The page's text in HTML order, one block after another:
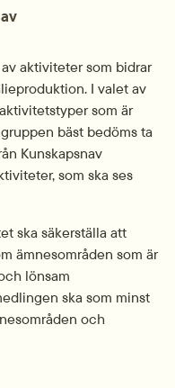
aktiviteter som bidrar
I valet av
som är
bäst bedöms ta
Kunskapsnav
som ska ses
ska säkerställa att
ämnesområden som är
lönsam
ska som minst
och